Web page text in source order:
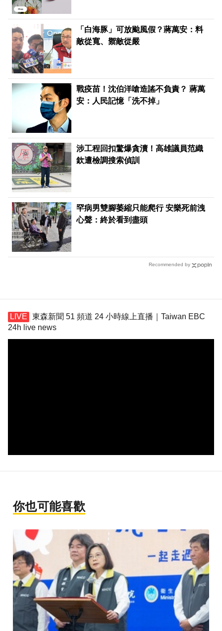
「白海豚」可放颱風假？蔣萬安：料
敵從寬、禦敵從嚴
戰疫苗！沈伯洋嗆造謠不負責？ 蔣萬
安：人民記憶「洗不掉」
涉工程回扣驚爆貪瀆！高雄議員范織
欽遭檢調搜索偵訓
罕病男雙腳萎縮只能爬行 安樂死前洩
心聲：終於看到盡頭
Recommended by
東森新聞 51 頻道 24 小時線上直播｜Taiwan EBC
24h live news
你也可能喜歡